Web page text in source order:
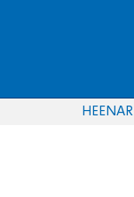
HEENAR